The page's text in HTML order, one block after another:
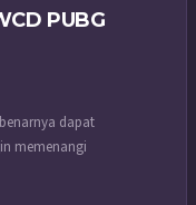
PUBG
dapat
memenangi